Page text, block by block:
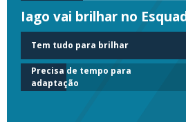
Iago vai brilhar no
Tem tudo para brilhar
Precisa de tempo para
adaptação